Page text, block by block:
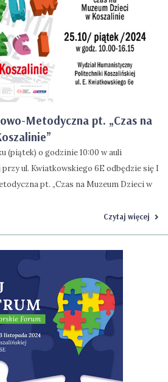
Metodyczna pt. „Czas na
(piątek) o godzinie 10:00 w auli
ul. Kwiatkowskiego 6E odbędzie się I
pt. „Czas na Muzeum Dzieci w
Czytaj więcej